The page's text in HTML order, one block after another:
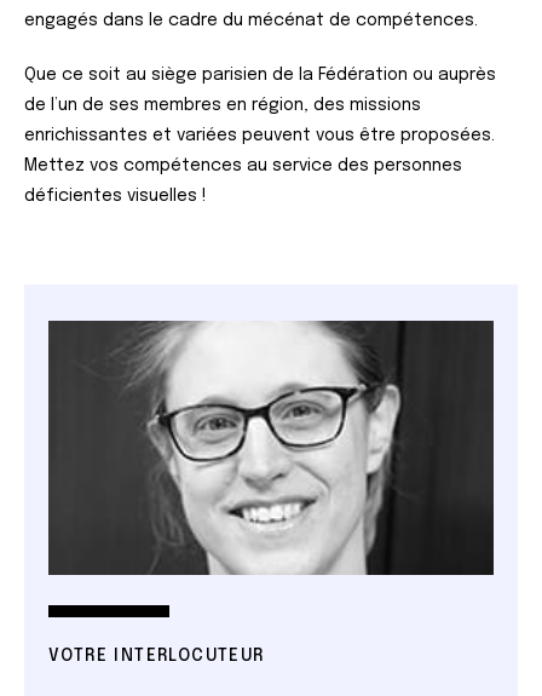
engagés dans le cadre du mécénat de compétences.
Que ce soit au siège parisien de la Fédération ou auprès
de l’un de ses membres en région, des missions
enrichissantes et variées peuvent vous être proposées.
Mettez vos compétences au service des personnes
déficientes visuelles !
VOTRE INTERLOCUTEUR